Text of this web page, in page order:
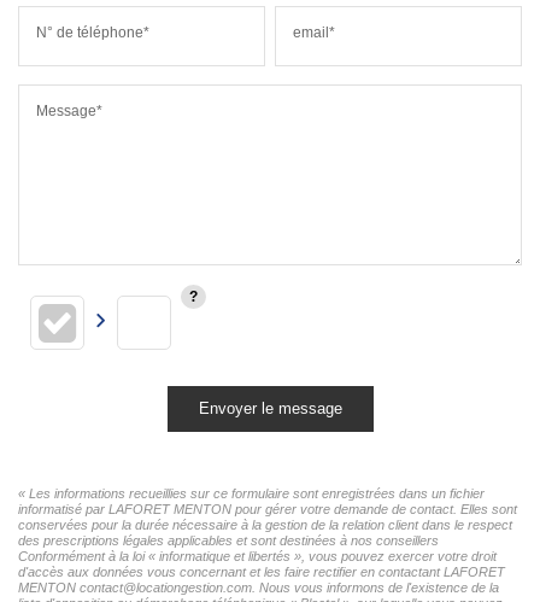
N° de téléphone* email*
Message*
Envoyer le message
« Les informations recueillies sur ce formulaire sont enregistrées dans un fichier
informatisé par LAFORET MENTON pour gérer votre demande de contact. Elles sont
conservées pour la durée nécessaire à la gestion de la relation client dans le respect
des prescriptions légales applicables et sont destinées à nos conseillers
Conformément à la loi « informatique et libertés », vous pouvez exercer votre droit
d'accès aux données vous concernant et les faire rectifier en contactant LAFORET
MENTON contact@locationgestion.com. Nous vous informons de l'existence de la